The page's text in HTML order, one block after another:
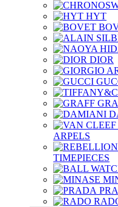
HYT
DIOR
ARPELS
TIMEPIECES